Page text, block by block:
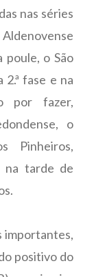
nas séries
poule, o São
fase e na
por fazer,
o
Pinheiros,
na tarde de
importantes,
positivo do